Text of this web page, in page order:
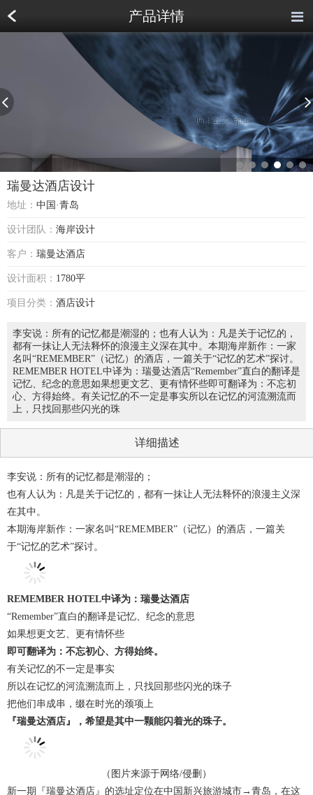
产品详情
瑞曼达酒店设计
瑞曼达酒店设计
地址： 中国·青岛
设计团队： 海岸设计
客户： 瑞曼达酒店
设计面积： 1780平
项目分类： 酒店设计
李安说：所有的记忆都是潮湿的；也有人认为：凡是关于记忆的，
都有一抹让人无法释怀的浪漫主义深在其中。本期海岸新作：一家
名叫“REMEMBER”（记忆）的酒店，一篇关于“记忆的艺术”探讨。
REMEMBER HOTEL中译为：瑞曼达酒店“Remember”直白的翻译是
记忆、纪念的意思如果想更文艺、更有情怀些即可翻译为：不忘初
心、方得始终。有关记忆的不一定是事实所以在记忆的河流溯流而
上，只找回那些闪光的珠
详细描述
李安说：所有的记忆都是潮湿的；
也有人认为：凡是关于记忆的，都有一抹让人无法释怀的浪漫主义深
在其中。
本期海岸新作：一家名叫“REMEMBER”（记忆）的酒店，一篇关
于“记忆的艺术”探讨。
REMEMBER HOTEL中译为：瑞曼达酒店
“Remember”直白的翻译是记忆、纪念的意思
如果想更文艺、更有情怀些
即可翻译为： 不忘初心、方得始终。
有关记忆的不一定是事实
所以在记忆的河流溯流而上，只找回那些闪光的珠子
把他们串成串，缀在时光的颈项上
『瑞曼达酒店』，希望是其中一颗能闪着光的珠子。
（图片来源于网络/侵删）
新一期『瑞曼达酒店』的选址定位在中国新兴旅游城市→青岛，在这